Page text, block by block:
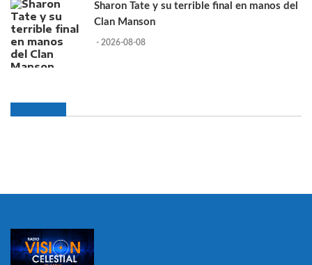
Sharon Tate y su terrible final en manos del
Clan Manson
- 2026-08-08